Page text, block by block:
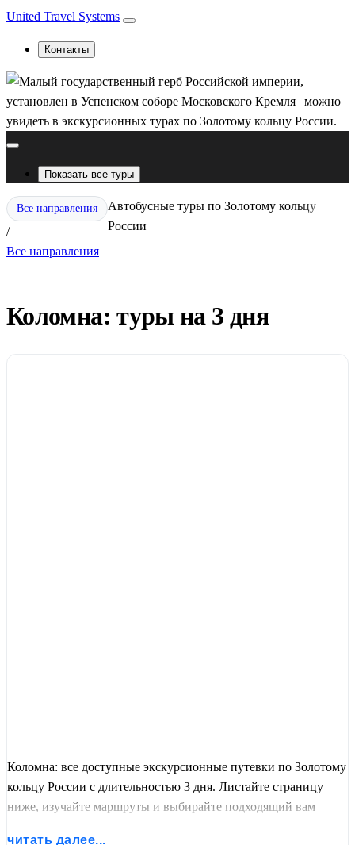
United Travel Systems
Контакты
Показать все туры
Все направления
/
Автобусные туры по Золотому кольцу
России
Все направления
Коломна: туры на 3 дня
Коломна: все доступные экскурсионные путевки по Золотому
кольцу России с длительностью 3 дня. Листайте страницу
ниже, изучайте маршруты и выбирайте подходящий вам
читать далее...